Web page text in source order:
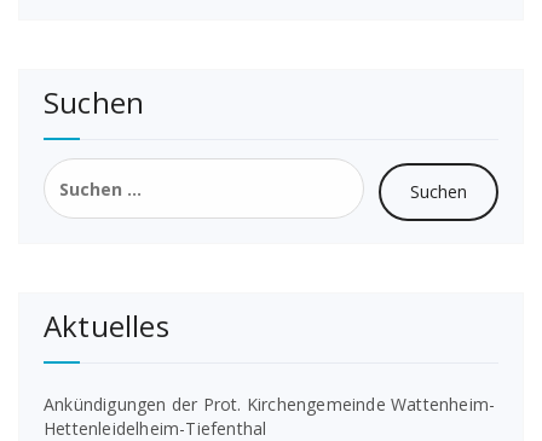
Suchen
Suchen
nach:
Aktuelles
Ankündigungen der Prot. Kirchengemeinde Wattenheim-
Hettenleidelheim-Tiefenthal